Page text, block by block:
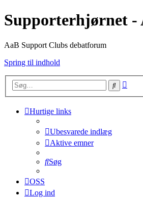
Supporterhjørnet -
AaB Support Clubs debatforum
Spring til indhold
Søg
Hurtige links
Ubesvarede indlæg
Aktive emner
Søg
OSS
Log ind